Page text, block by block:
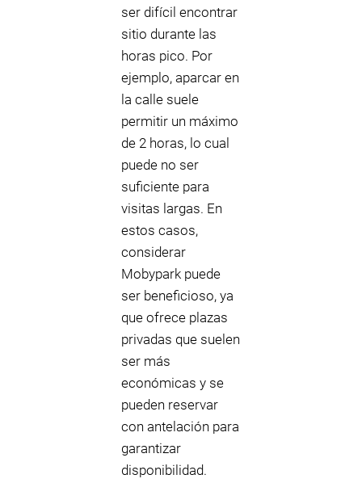
ser difícil encontrar
sitio durante las
horas pico. Por
ejemplo, aparcar en
la calle suele
permitir un máximo
de 2 horas, lo cual
puede no ser
suficiente para
visitas largas. En
estos casos,
considerar
Mobypark puede
ser beneficioso, ya
que ofrece plazas
privadas que suelen
ser más
económicas y se
pueden reservar
con antelación para
garantizar
disponibilidad.